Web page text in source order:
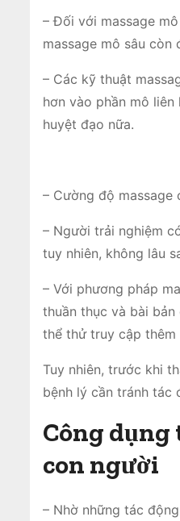
– Đối với massage
massage mô sâu
– Các kỹ thuật
hơn vào phần mô
huyệt đạo nữa.
– Cường độ
– Người trải nghiệm
tuy nhiên, không lâu
– Với phương pháp
thuần thục và bài
thể thử truy cập thêm
Tuy nhiên, trước khi
bệnh lý cần tránh tác
Công dụng
con người
– Nhờ những tác